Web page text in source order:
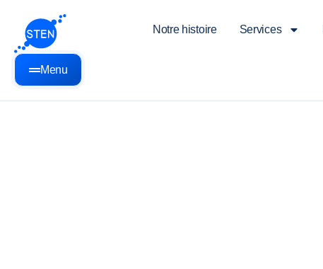
Menu
Notre histoire Services